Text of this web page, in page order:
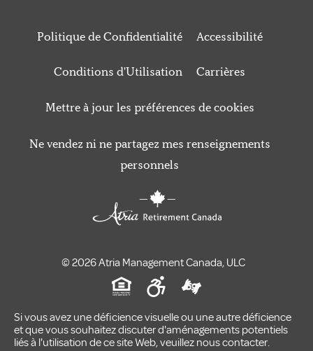
Politique de Confidentialité Accessibilité
Conditions d'Utilisation Carrières
Mettre à jour les préférences de cookies
Ne vendez ni ne partagez mes renseignements
personnels
© 2026 Atria Management Canada, ULC
Si vous avez une déficience visuelle ou une autre déficience
et que vous souhaitez discuter d'aménagements potentiels
liés à l'utilisation de ce site Web, veuillez nous contacter.